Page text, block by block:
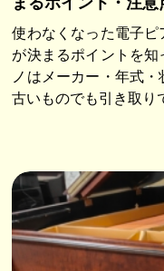
使わなくなった電子
が決まるポイントを
ノはメーカー・年式・
古いものでも引き取